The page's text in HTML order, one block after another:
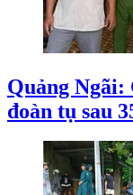
Quảng Ngãi:
đoàn tụ sau